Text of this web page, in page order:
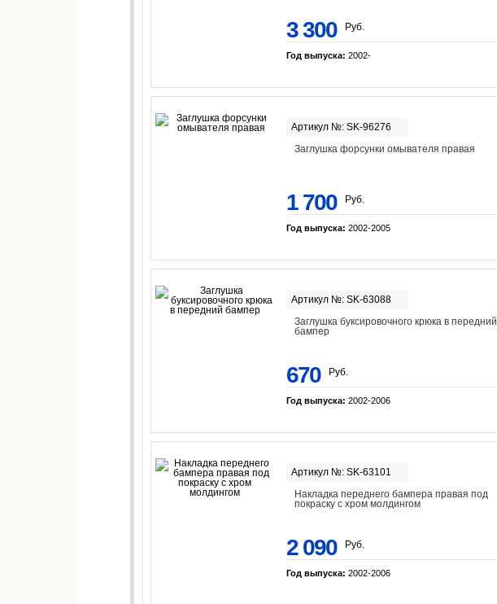
3 300 Руб.
Год выпуска: 2002-
Артикул №: SK-96276
Заглушка форсунки омывателя правая
1 700 Руб.
Год выпуска: 2002-2005
Артикул №: SK-63088
Заглушка буксировочного крюка в передний
бампер
670 Руб.
Год выпуска: 2002-2006
Артикул №: SK-63101
Накладка переднего бампера правая под
покраску с хром молдингом
2 090 Руб.
Год выпуска: 2002-2006